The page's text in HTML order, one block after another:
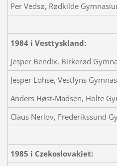
Per Vedsø, Rødkilde
1984 i Vesttyskland:
Jesper Bendix, Birkerød
Jesper Lohse, Vestfyns
Anders Høst-Madsen, Holte
Claus Nerlov, Frederikssund
1985 i Czekoslovakiet: